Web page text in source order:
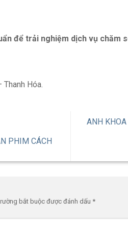
để trải nghiệm dịch vụ chăm
Hóa.
PHIM CÁCH
ANH
bắt buộc được đánh dấu *